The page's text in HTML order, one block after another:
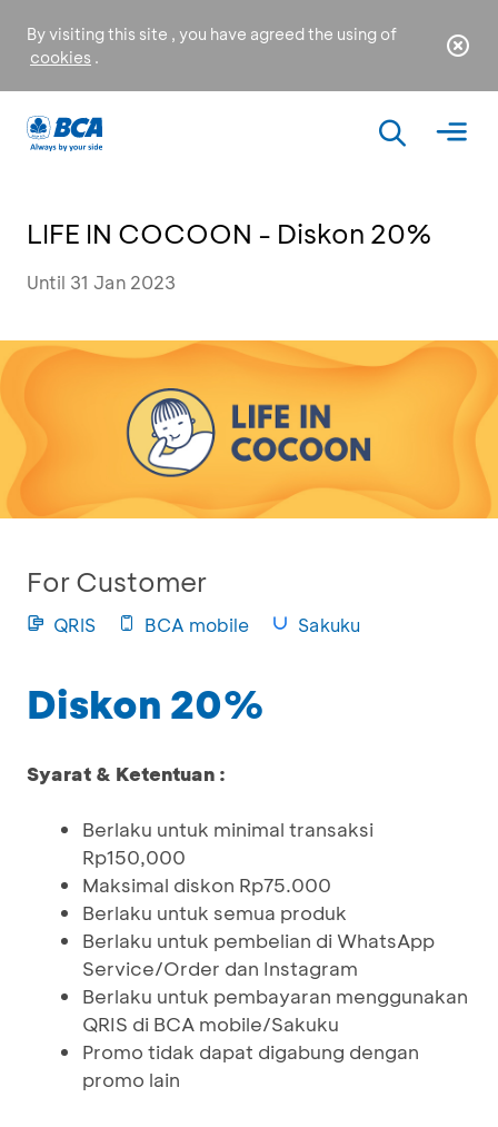
By visiting this site , you have agreed the using of
cookies .
LIFE IN COCOON - Diskon 20%
Until 31 Jan 2023
For Customer
QRIS BCA mobile Sakuku
Diskon 20%
Syarat & Ketentuan :
Berlaku untuk minimal transaksi
Rp150,000
Maksimal diskon Rp75.000
Berlaku untuk semua produk
Berlaku untuk pembelian di WhatsApp
Service/Order dan Instagram
Berlaku untuk pembayaran menggunakan
QRIS di BCA mobile/Sakuku
Promo tidak dapat digabung dengan
promo lain